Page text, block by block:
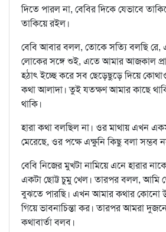
দিতে পারল না, বেবির দিকে যেভাবে
তাকিয়ে রইল।
বেবি আবার বলল, তোকে সত্যি বলছি
লোকের সঙ্গে শুই, এতে আমার আজকাল
হঠাৎ ইচ্ছে করে সব ছেড়েছুড়ে দিয়ে
কথা আলাদা। তুই যতক্ষণ আমার কাছে
থাকি।
হারা কথা বলছিল না। ওর মাথায় এখন
মেরেছে, ওর পক্ষে এক্ষুনি কিছু বলা সম্ভব
বেবি নিজের মুখটা নামিয়ে এনে হারার
একটা ছোট্ট চুমু খেল। তারপর বলল, আমি
বুঝতে পারছি। এখন আমার কথার কোনো
গিয়ে ভাবনাচিন্তা কর। তারপর আমরা
কথাবার্তা বলব।